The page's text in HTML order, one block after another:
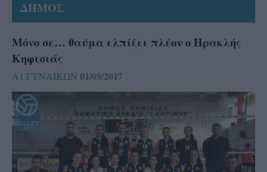
ΔΗΜΟΣ
Μόνο σε… θαύμα ελπίζει πλέον ο Ηρακλής
Κηφισιάς
Α1 ΓΥΝΑΙΚΩΝ 01/09/2017